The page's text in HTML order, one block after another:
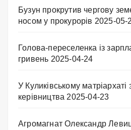
Бузун прокрутив чергову
носом у прокурорів 2025-05-
Голова-переселенка із
гривень 2025-04-24
У Куликівському
керівництва 2025-04-23
Агромагнат Олександр